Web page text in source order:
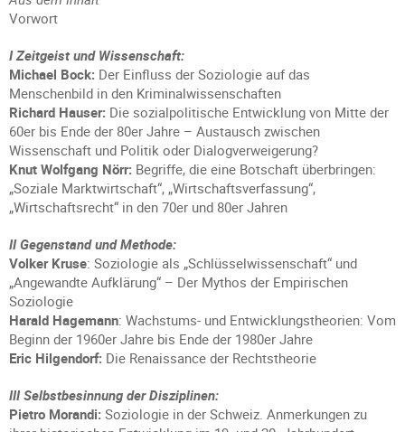
Vorwort
I Zeitgeist und Wissenschaft:
Michael Bock: Der Einfluss der Soziologie auf das
Menschenbild in den Kriminalwissenschaften
Richard Hauser: Die sozialpolitische Entwicklung von Mitte der
60er bis Ende der 80er Jahre – Austausch zwischen
Wissenschaft und Politik oder Dialogverweigerung?
Knut Wolfgang Nörr: Begriffe, die eine Botschaft überbringen:
„Soziale Marktwirtschaft“, „Wirtschaftsverfassung“,
„Wirtschaftsrecht“ in den 70er und 80er Jahren
II Gegenstand und Methode:
Volker Kruse: Soziologie als „Schlüsselwissenschaft“ und
„Angewandte Aufklärung“ – Der Mythos der Empirischen
Soziologie
Harald Hagemann: Wachstums- und Entwicklungstheorien: Vom
Beginn der 1960er Jahre bis Ende der 1980er Jahre
Eric Hilgendorf: Die Renaissance der Rechtstheorie
III Selbstbesinnung der Disziplinen:
Pietro Morandi: Soziologie in der Schweiz. Anmerkungen zu